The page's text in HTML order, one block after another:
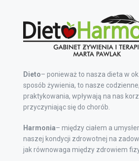
Dieto– ponieważ to nasza dieta w
sposób żywienia, to nasze
praktykowania, wpływają na nas
przyczyniając się do chorób.
Harmonia– między ciałem a
naszej kondycji zdrowotnej na
jak równowaga między zdrowiem